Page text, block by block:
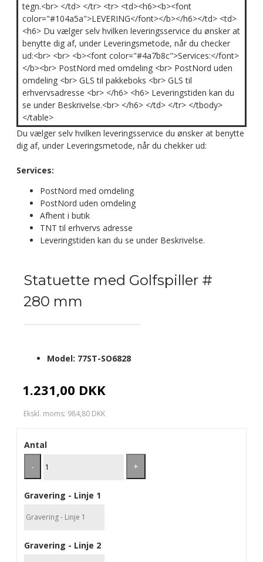
tegn.<br> </td> </tr> <tr> <td><h6><b><font
color="#104a5a">LEVERING</font></b></h6></td> <td>
<h6> Du vælger selv hvilken leveringsservice du ønsker at
benytte dig af, under Leveringsmetode, når du checker
ud:<br> <br> <b><font color="#4a7b8c">Services:</font>
</b><br> PostNord med omdeling <br> PostNord uden
omdeling <br> GLS til pakkeboks <br> GLS til
erhvervsadresse <br> </h6> <h6> Leveringstiden kan du
se under Beskrivelse.<br> </h6> </td> </tr> </tbody>
</table>
Du vælger selv hvilken leveringsservice du ønsker at benytte
dig af, under Leveringsmetode, når du chekker ud:
Services:
PostNord med omdeling
PostNord uden omdeling
Afhent i butik
TNT til erhvervs adresse
Leveringstiden kan du se under Beskrivelse.
Statuette med Golfspiller #
280 mm
1.231,00 DKK
Ekskl. moms: 984,80 DKK
Model: 77ST-SO6828
Antal
-
+
Gravering - Linje 1
Gravering - Linje 2